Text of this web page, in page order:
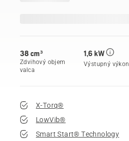
38 cm³
Zdvihový objem
valca
1,6 kW
Výstupný výkon
X-Torq®
LowVib®
Smart Start® Technology